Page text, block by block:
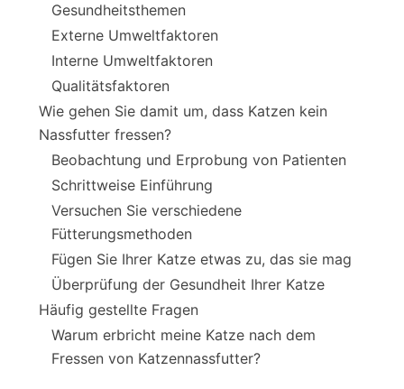
Gesundheitsthemen
Externe Umweltfaktoren
Interne Umweltfaktoren
Qualitätsfaktoren
Wie gehen Sie damit um, dass Katzen kein
Nassfutter fressen?
Beobachtung und Erprobung von Patienten
Schrittweise Einführung
Versuchen Sie verschiedene
Fütterungsmethoden
Fügen Sie Ihrer Katze etwas zu, das sie mag
Überprüfung der Gesundheit Ihrer Katze
Häufig gestellte Fragen
Warum erbricht meine Katze nach dem
Fressen von Katzennassfutter?